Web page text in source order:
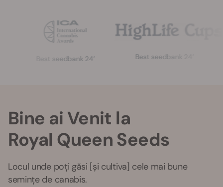
Best seedbank 24’ Best seedbank 24’
Bine ai Venit la
Royal Queen Seeds
Locul unde poți găsi [și cultiva] cele mai bune
semințe de canabis.